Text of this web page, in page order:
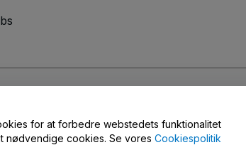
for at forbedre webstedets funktionalitet
nødvendige cookies. Se vores Cookiespolitik